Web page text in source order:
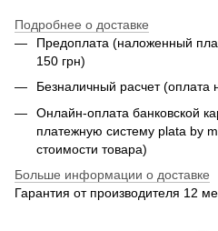
Подробнее о доставке
Предоплата (наложенный
150 грн)
Безналичный расчет (оплата
Онлайн-оплата банковской
платежную систему plata by
стоимости товара)
Больше информации о доставке
Гарантия от производителя 12